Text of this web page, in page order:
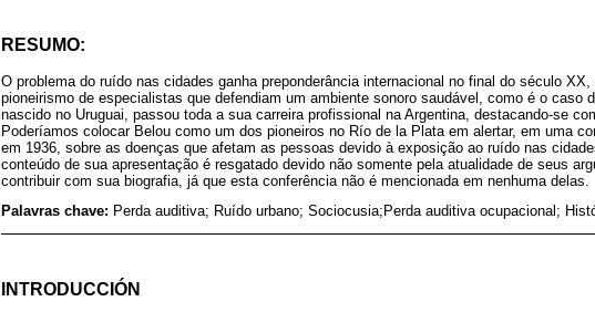
RESUMO:
O problema do ruído nas cidades ganha preponderância internacional no final do século
pioneirismo de especialistas que defendiam um ambiente sonoro saudável, como é o caso
nascido no Uruguai, passou toda a sua carreira profissional na Argentina, destacando-se
Poderíamos colocar Belou como um dos pioneiros no Río de la Plata em alertar, em uma
em 1936, sobre as doenças que afetam as pessoas devido à exposição ao ruído nas
conteúdo de sua apresentação é resgatado devido não somente pela atualidade de seus
contribuir com sua biografia, já que esta conferência não é mencionada em nenhuma delas.
Palavras chave: Perda auditiva; Ruído urbano; Sociocusia;Perda auditiva ocupacional;
INTRODUCCIÓN